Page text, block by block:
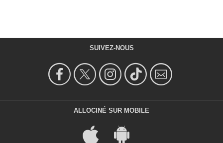
SUIVEZ-NOUS
ALLOCINÉ SUR MOBILE